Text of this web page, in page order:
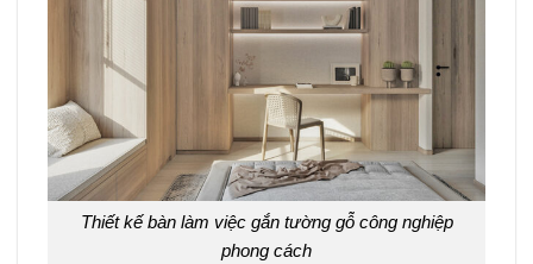
Thiết kế bàn làm việc gắn tường gỗ công nghiệp
phong cách